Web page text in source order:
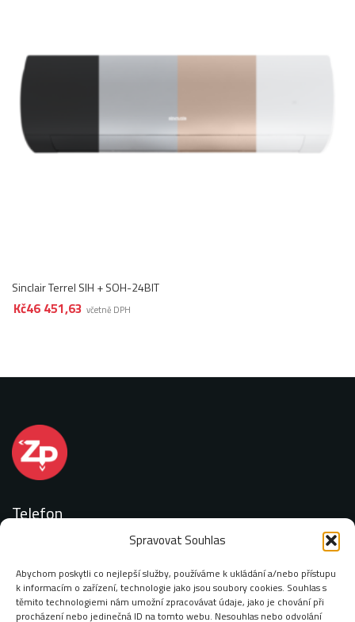
Spravovat Souhlas
Abychom poskytli co nejlepší služby, používáme k ukládání a/nebo přístupu
k informacím o zařízení, technologie jako jsou soubory cookies. Souhlas s
těmito technologiemi nám umožní zpracovávat údaje, jako je chování při
procházení nebo jedinečná ID na tomto webu. Nesouhlas nebo odvolání
Sinclair Terrel SIH + SOH-24BIT
Kč46 451,63 včetně DPH
Telefon
+420 727 887 077